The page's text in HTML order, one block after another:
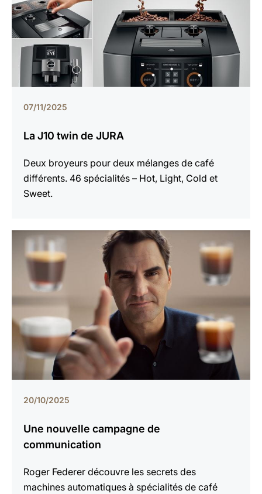
07/11/2025
La J10 twin de JURA
Deux broyeurs pour deux mélanges de café
différents. 46 spécialités – Hot, Light, Cold et
Sweet.
20/10/2025
Une nouvelle campagne de
communication
Roger Federer découvre les secrets des
machines automatiques à spécialités de café